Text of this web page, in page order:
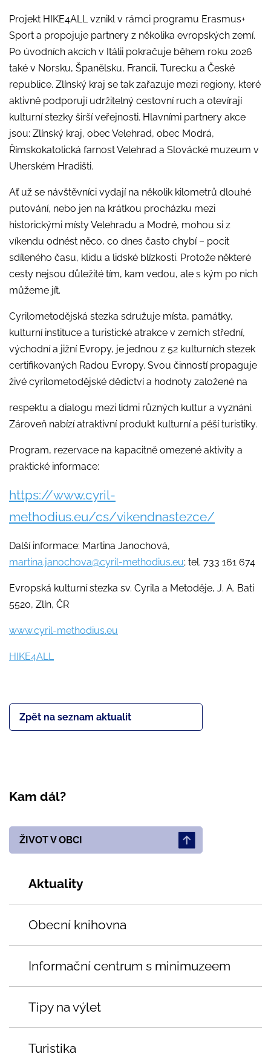
Projekt HIKE4ALL vznikl v rámci programu Erasmus+
Sport a propojuje partnery z několika evropských zemí.
Po úvodních akcích v Itálii pokračuje během roku 2026
také v Norsku, Španělsku, Francii, Turecku a České
republice. Zlínský kraj se tak zařazuje mezi regiony, které
aktivně podporují udržitelný cestovní ruch a otevírají
kulturní stezky širší veřejnosti. Hlavními partnery akce
jsou: Zlínský kraj, obec Velehrad, obec Modrá,
Římskokatolická farnost Velehrad a Slovácké muzeum v
Uherském Hradišti.
Ať už se návštěvníci vydají na několik kilometrů dlouhé
putování, nebo jen na krátkou procházku mezi
historickými místy Velehradu a Modré, mohou si z
víkendu odnést něco, co dnes často chybí – pocit
sdíleného času, klidu a lidské blízkosti. Protože některé
cesty nejsou důležité tím, kam vedou, ale s kým po nich
můžeme jít.
Cyrilometodějská stezka sdružuje místa, památky,
kulturní instituce a turistické atrakce v zemích střední,
východní a jižní Evropy, je jednou z 52 kulturních stezek
certifikovaných Radou Evropy. Svou činností propaguje
živé cyrilometodějské dědictví a hodnoty založené na
respektu a dialogu mezi lidmi různých kultur a vyznání.
Zároveň nabízí atraktivní produkt kulturní a pěší turistiky.
Program, rezervace na kapacitně omezené aktivity a
praktické informace:
https://www.cyril-
methodius.eu/cs/vikendnastezce/
Další informace: Martina Janochová,
martina.janochova@cyril-methodius.eu; tel. 733 161 674
Evropská kulturní stezka sv. Cyrila a Metoděje, J. A. Bati
5520, Zlín, ČR
www.cyril-methodius.eu
HIKE4ALL
Zpět na seznam aktualit
Kam dál?
ŽIVOT V OBCI
Aktuality
Obecní knihovna
Informační centrum s minimuzeem
Tipy na výlet
Turistika